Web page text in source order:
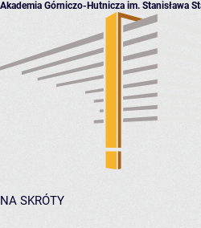
Akademia Górniczo-Hutnicza im. Stanisława
NA SKRÓTY